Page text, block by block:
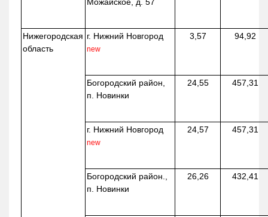
Нижегородская
область
г. Нижний Новгород
new
3,57 94,92
Богородский район,
п. Новинки
24,55 457,31
г. Нижний Новгород
new
24,57 457,31
Богородский район.,
п. Новинки
26,26 432,41